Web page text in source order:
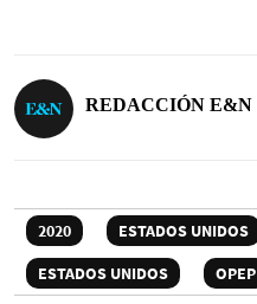
REDACCIÓN E&N
2020 ESTADOS UNIDOS
ESTADOS UNIDOS
OPEP